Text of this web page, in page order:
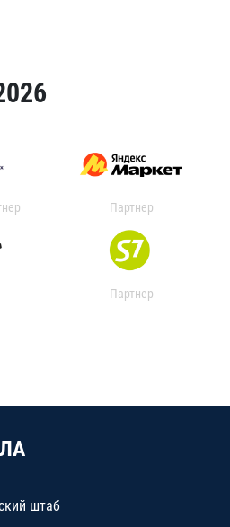
Партнер
Партнер
штаб